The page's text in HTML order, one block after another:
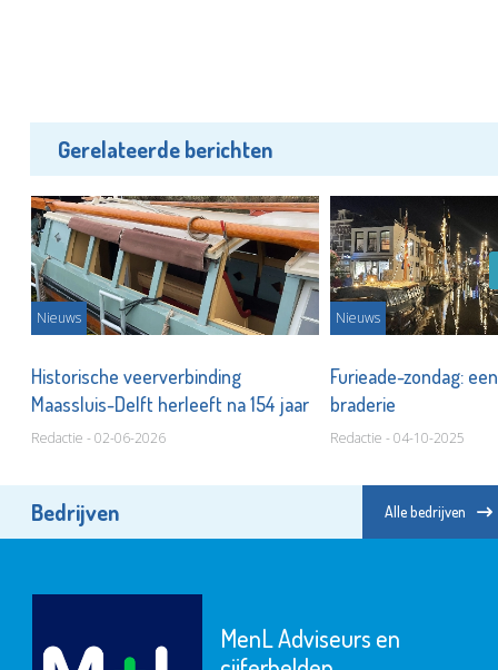
Gerelateerde berichten
Nieuws
Historische veerverbinding
Maassluis-Delft herleeft na 154 jaar
Redactie - 02-06-2026
Nieuws
Furieade-zondag:
braderie
Redactie - 04-10-2025
Bedrijven Alle bedrijven
MenL Adviseurs en